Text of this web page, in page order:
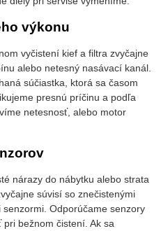
výkonu
vyčistení kief a filtra zvyčajne
alebo netesný nasávací kanál.
súčiastka, ktorá sa časom
presnú príčinu a podľa
netesnosť, alebo motor
nárazy do nábytku alebo strata
súvisí so znečistenými
Odporúčame senzory
bežnom čistení. Ak sa